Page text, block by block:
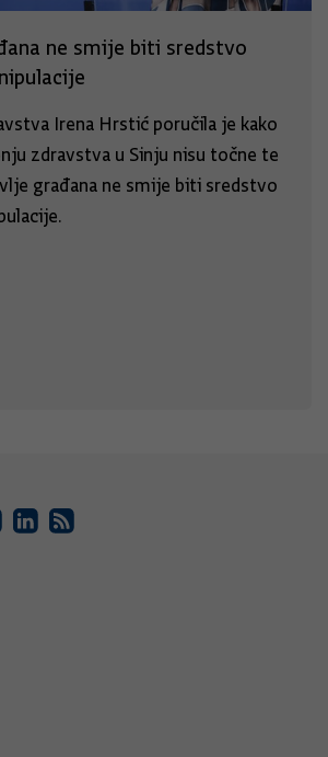
ne smije biti sredstvo
Irena Hrstić poručila je kako
zdravstva u Sinju nisu točne te
građana ne smije biti sredstvo